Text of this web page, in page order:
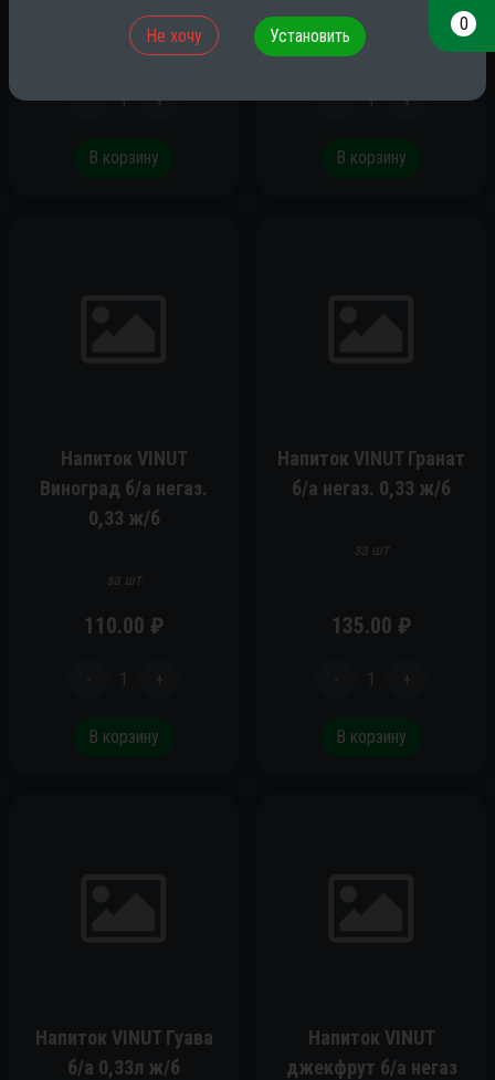
110.00 ₽
- 1 +
В корзину
135.00
- 1 +
В корзину
Напиток VINUT
Виноград б/а негаз.
0,33 ж/б
за шт
110.00 ₽
- 1 +
В корзину
Напиток VINUT Гранат
б/а негаз. 0,33 ж/б
за шт
135.00 ₽
- 1 +
В корзину
Напиток VINUT Гуава
б/а 0,33л ж/б
Напиток VINUT
джекфрут б/а негаз
0
Не хочу Установить